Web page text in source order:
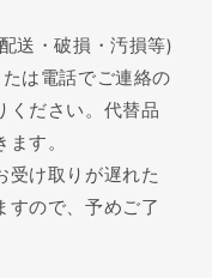
送・破損・汚損等)
は電話でご連絡の
ください。代替品
す。
受け取りが遅れた
すので、予めご了